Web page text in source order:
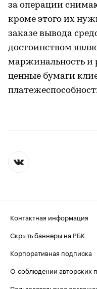
за операции
кроме этого их
заказе вывода
достоинством
маржинальность и
ценные бумаги
Контактная информация
Скрыть баннеры на РБК
Корпоративная подписка
О соблюдении авторских